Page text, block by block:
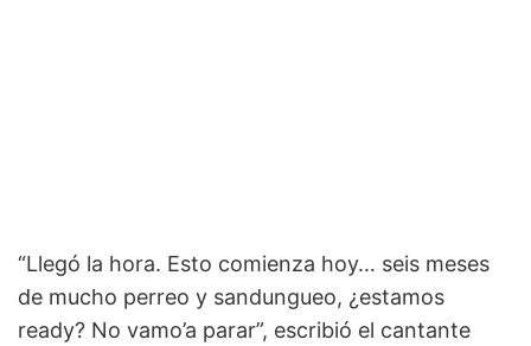
“Llegó la hora. Esto comienza hoy… seis meses
de mucho perreo y sandungueo, ¿estamos
ready? No vamo’a parar”, escribió el cantante